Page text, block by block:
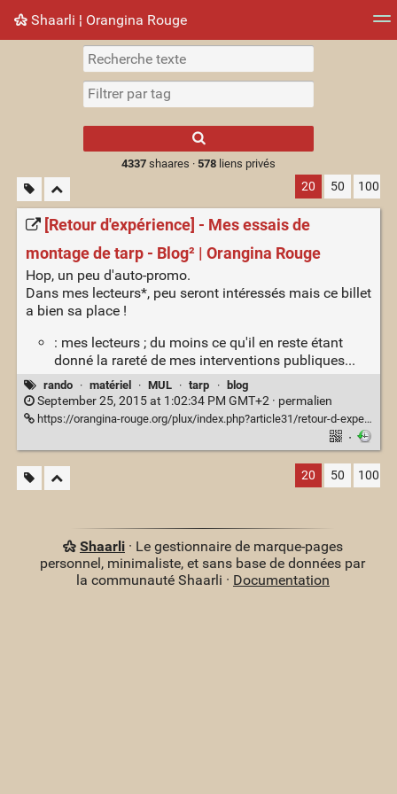
Shaarli ¦ Orangina Rouge
Nuage de tags Mur d'images
results.
4337shaares · 578liens privés
20 50 100
[Retour d'expérience] - Mes essais de
montage de tarp - Blog² | Orangina Rouge
Hop, un peu d'auto-promo.
Dans mes lecteurs*, peu seront intéressés mais ce billet
a bien sa place !
: mes lecteurs ; du moins ce qu'il en reste étant
donné la rareté de mes interventions publiques...
rando · matériel · MUL · tarp · blog
September 25, 2015 at 1:02:34 PM GMT+2 · permalien
https://orangina-rouge.org/plux/index.php?article31/retour-d-experience-mes-essais-de-montage-de-tarp
·
20 50 100
Shaarli· Le gestionnaire de marque-pages
personnel, minimaliste, et sans base de données par
la communauté Shaarli · Documentation